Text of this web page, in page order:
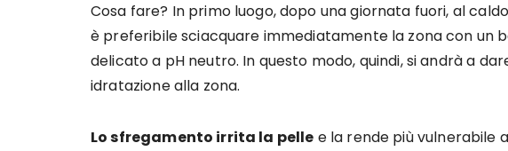
Cosa fare? In primo luogo, dopo una giornata fuori, al
è preferibile sciacquare immediatamente la zona con un
delicato a pH neutro. In questo modo, quindi, si andrà a
idratazione alla zona.
Lo sfregamento irrita la pelle e la rende più vulnerabile